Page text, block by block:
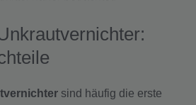
sind häufig die erste